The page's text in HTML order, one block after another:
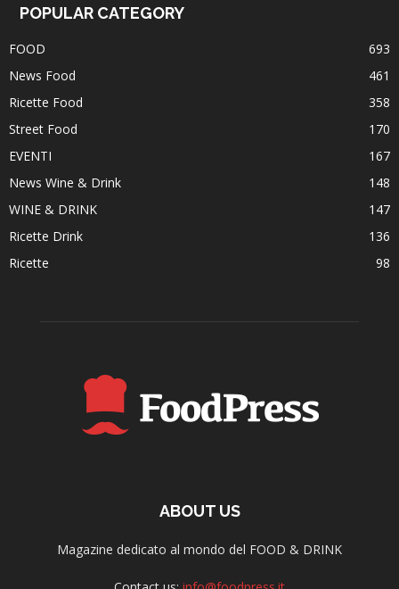
POPULAR CATEGORY
FOOD
693
News Food
461
Ricette Food
358
Street Food
170
EVENTI
167
News Wine & Drink
148
WINE & DRINK
147
Ricette Drink
136
Ricette
98
ABOUT US
Magazine dedicato al mondo del FOOD & DRINK